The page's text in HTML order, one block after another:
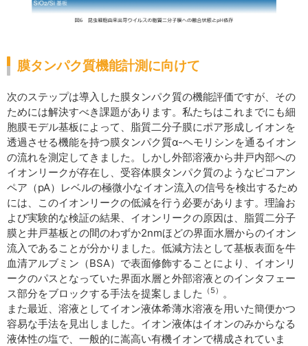
膜タンパク質機能計測に向けて
次のステップは導入した膜タンパク質の機能評価ですが、その
ためには解決すべき課題があります。私たちはこれまでにも細
胞膜モデル基板によって、脂質二分子膜にポア形成しイオンを
透過させる機能を持つ膜タンパク質α-ヘモリシンを通るイオン
の流れを測定してきました。しかし外部溶液から井戸内部への
イオンリークが存在し、受容体膜タンパク質のようなピコアン
ペア（pA）レベルの極微小なイオン流入の信号を検出するため
には、このイオンリークの低減を行う必要があります。理論お
よび実験的な検証の結果、イオンリークの原因は、脂質二分子
膜と井戸基板との間のわずか2nmほどの界面水層からのイオン
流入であることが分かりました。低減方法として基板表面を牛
血清アルブミン（BSA）で表面修飾することにより、イオンリ
ークのパスとなっていた界面水層と外部溶液とのインタフェー
ス部分をブロックする手法を提案しました
（5） 。
また最近、溶液としてイオン液体希薄水溶液を用いた簡便かつ
容易な手法を見出しました。イオン液体はイオンのみからなる
液体性の塩で、一般的に嵩高い有機イオンで構成されていま